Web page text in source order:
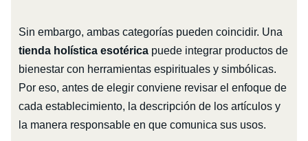
Sin embargo, ambas categorías pueden coincidir. Una
tienda holística esotéricapuede integrar productos de
bienestar con herramientas espirituales y simbólicas.
Por eso, antes de elegir conviene revisar el enfoque de
cada establecimiento, la descripción de los artículos y
la manera responsable en que comunica sus usos.